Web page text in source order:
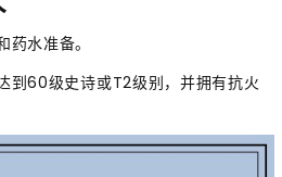
水准备。
到60级史诗或T2级别，并拥有抗火